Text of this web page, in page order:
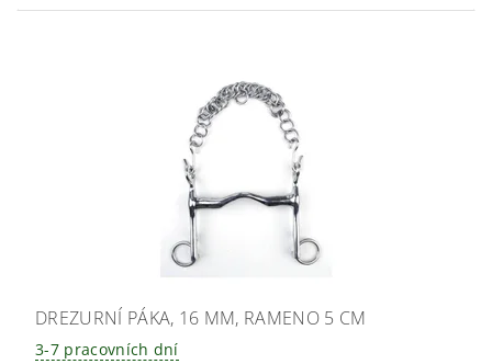
DREZURNÍ PÁKA, 16 MM, RAMENO 5 CM
3-7 pracovních dní